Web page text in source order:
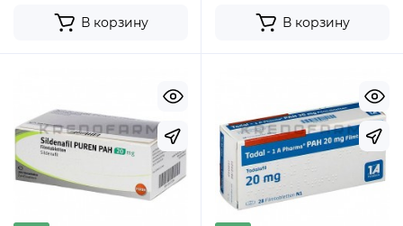
В корзину В корзину